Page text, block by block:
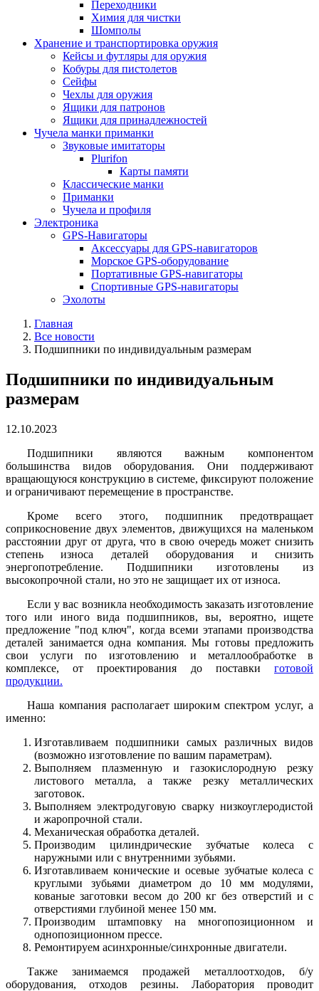
Переходники
Химия для чистки
Шомполы
Хранение и транспортировка оружия
Кейсы и футляры для оружия
Кобуры для пистолетов
Сейфы
Чехлы для оружия
Ящики для патронов
Ящики для принадлежностей
Чучела манки приманки
Звуковые имитаторы
Plurifon
Карты памяти
Классические манки
Приманки
Чучела и профиля
Электроника
GPS-Навигаторы
Аксессуары для GPS-навигаторов
Морское GPS-оборудование
Портативные GPS-навигаторы
Спортивные GPS-навигаторы
Эхолоты
Главная
Все новости
Подшипники по индивидуальным размерам
Подшипники по индивидуальным
размерам
12.10.2023
Подшипники являются важным компонентом
большинства видов оборудования. Они поддерживают
вращающуюся конструкцию в системе, фиксируют положение
и ограничивают перемещение в пространстве.
Кроме всего этого, подшипник предотвращает
соприкосновение двух элементов, движущихся на маленьком
расстоянии друг от друга, что в свою очередь может снизить
степень износа деталей оборудования и снизить
энергопотребление. Подшипники изготовлены из
высокопрочной стали, но это не защищает их от износа.
Если у вас возникла необходимость заказать изготовление
того или иного вида подшипников, вы, вероятно, ищете
предложение "под ключ", когда всеми этапами производства
деталей занимается одна компания. Мы готовы предложить
свои услуги по изготовлению и металлообработке в
комплексе, от проектирования до поставки готовой
продукции.
Наша компания располагает широким спектром услуг, а
именно:
Изготавливаем подшипники самых различных видов
(возможно изготовление по вашим параметрам).
Выполняем плазменную и газокислородную резку
листового металла, а также резку металлических
заготовок.
Выполняем электродуговую сварку низкоуглеродистой
и жаропрочной стали.
Механическая обработка деталей.
Производим цилиндрические зубчатые колеса с
наружными или с внутренними зубьями.
Изготавливаем конические и осевые зубчатые колеса с
круглыми зубьями диаметром до 10 мм модулями,
кованые заготовки весом до 200 кг без отверстий и с
отверстиями глубиной менее 150 мм.
Производим штамповку на многопозиционном и
однопозиционном прессе.
Ремонтируем асинхронные/синхронные двигатели.
Также занимаемся продажей металлоотходов, б/у
оборудования, отходов резины. Лаборатория проводит